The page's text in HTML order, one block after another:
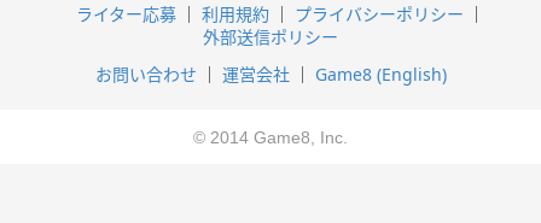
ライター応募 利用規約
プライバシーポリシー
外部送信ポリシー
お問い合わせ
運営会社 Game8 (English)
© 2014 Game8, Inc.